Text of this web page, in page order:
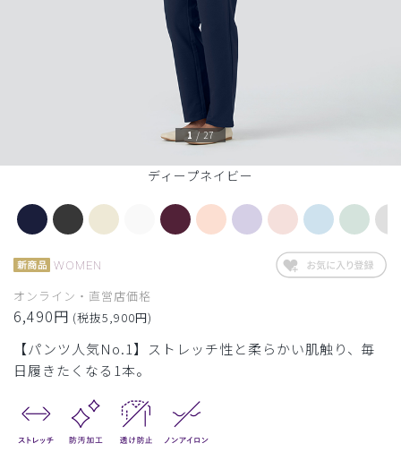
ディープネイビー
1 /27
WOMEN
オンライン・直営店価格
6,490円 (税抜5,900円)
【パンツ人気No.1】ストレッチ性と柔らかい肌触り、毎
日履きたくなる1本。